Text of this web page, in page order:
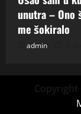
unutra – Ono
me šokiralo
admin
Copyright